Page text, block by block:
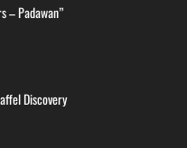
– Padawan”
Discovery